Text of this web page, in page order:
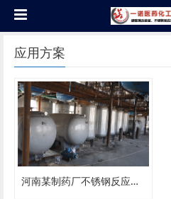
应用方案
河南某制药厂不锈钢反应釜安装